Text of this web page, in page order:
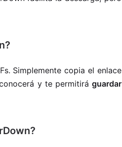
Simplemente copia el enlace
y te permitirá guardar